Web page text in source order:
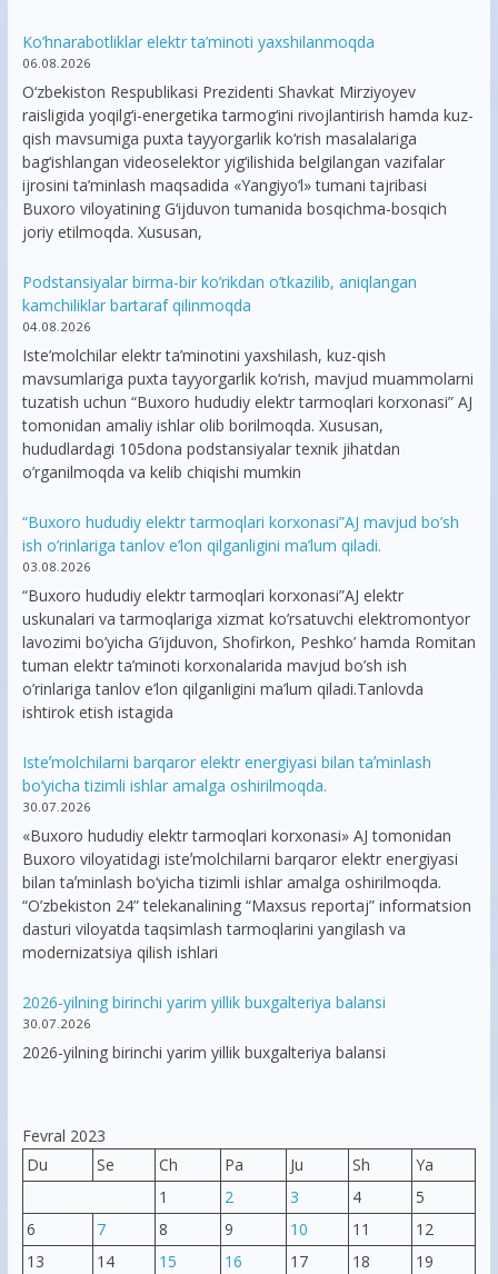
Ko’hnarabotliklar elektr ta’minoti yaxshilanmoqda
06.08.2026
O‘zbekiston Respublikasi Prezidenti Shavkat Mirziyoyev
raisligida yoqilg‘i-energetika tarmog‘ini rivojlantirish hamda kuz-
qish mavsumiga puxta tayyorgarlik ko‘rish masalalariga
bag‘ishlangan videoselektor yig‘ilishida belgilangan vazifalar
ijrosini ta’minlash maqsadida «Yangiyo‘l» tumani tajribasi
Buxoro viloyatining G‘ijduvon tumanida bosqichma-bosqich
joriy etilmoqda. Xususan,
Podstansiyalar birma-bir ko’rikdan o’tkazilib, aniqlangan
kamchiliklar bartaraf qilinmoqda
04.08.2026
Iste’molchilar elektr ta’minotini yaxshilash, kuz-qish
mavsumlariga puxta tayyorgarlik ko‘rish, mavjud muammolarni
tuzatish uchun “Buxoro hududiy elektr tarmoqlari korxonasi” AJ
tomonidan amaliy ishlar olib borilmoqda. Xususan,
hududlardagi 105dona podstansiyalar texnik jihatdan
o’rganilmoqda va kelib chiqishi mumkin
“Buxoro hududiy elektr tarmoqlari korxonasi”AJ mavjud bo’sh
ish o’rinlariga tanlov e’lon qilganligini ma’lum qiladi.
03.08.2026
“Buxoro hududiy elektr tarmoqlari korxonasi”AJ elektr
uskunalari va tarmoqlariga xizmat ko’rsatuvchi elektromontyor
lavozimi bo’yicha G’ijduvon, Shofirkon, Peshko’ hamda Romitan
tuman elektr ta’minoti korxonalarida mavjud bo’sh ish
o’rinlariga tanlov e’lon qilganligini ma’lum qiladi.Tanlovda
ishtirok etish istagida
Isteʼmolchilarni barqaror elektr energiyasi bilan taʼminlash
bo‘yicha tizimli ishlar amalga oshirilmoqda.
30.07.2026
«Buxoro hududiy elektr tarmoqlari korxonasi» AJ tomonidan
Buxoro viloyatidagi isteʼmolchilarni barqaror elektr energiyasi
bilan taʼminlash bo‘yicha tizimli ishlar amalga oshirilmoqda.
“O’zbekiston 24” telekanalining “Maxsus reportaj” informatsion
dasturi viloyatda taqsimlash tarmoqlarini yangilash va
modernizatsiya qilish ishlari
2026-yilning birinchi yarim yillik buxgalteriya balansi
30.07.2026
2026-yilning birinchi yarim yillik buxgalteriya balansi
Fevral 2023
Du
Se Ch Pa Ju Sh
Ya
1
2 3 4
5
6
7 8 9 10 11
12
13
14 15 16 17 18
19